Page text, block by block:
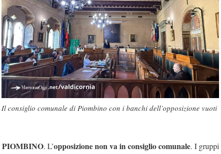
Il consiglio comunale di Piombino con i banchi dell’opposizione vuoti
PIOMBINO. L’opposizione non va in consiglio comunale. I gruppi